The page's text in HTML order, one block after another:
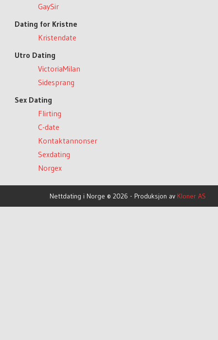
GaySir
Dating for Kristne
Kristendate
Utro Dating
VictoriaMilan
Sidesprang
Sex Dating
Flirting
C-date
Kontaktannonser
Sexdating
Norgex
Nettdating i Norge © 2026 - Produksjon av Kloner AS